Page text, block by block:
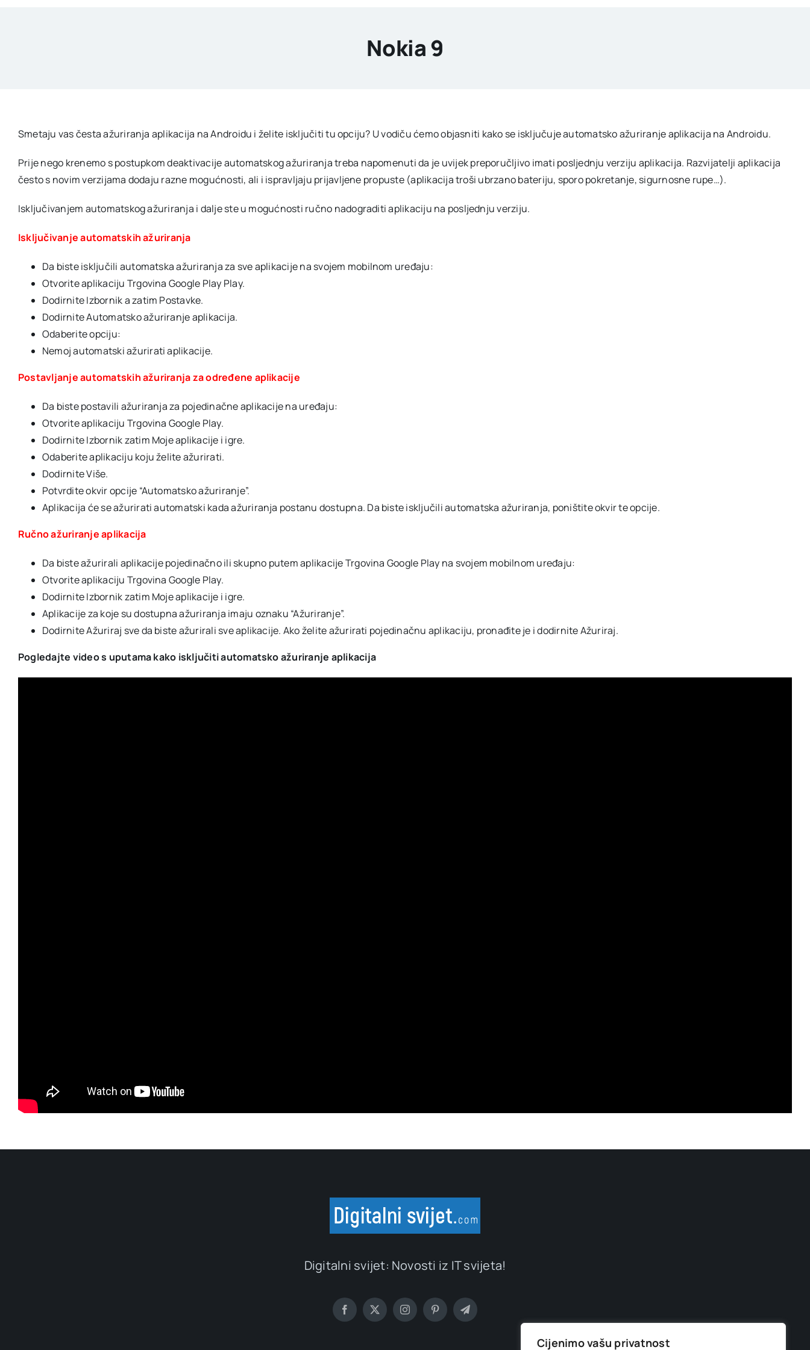
Cijenimo vašu privatnost
Nokia 9
Smetaju vas česta ažuriranja aplikacija na Androidu i želite isključiti tu opciju? U vodiču ćemo objasniti kako se isključuje automatsko ažuriranje aplikacija na Androidu.
Prije nego krenemo s postupkom deaktivacije automatskog ažuriranja treba napomenuti da je uvijek preporučljivo imati posljednju verziju aplikacija. Razvijatelji aplikacija
često s novim verzijama dodaju razne mogućnosti, ali i ispravljaju prijavljene propuste (aplikacija troši ubrzano bateriju, sporo pokretanje, sigurnosne rupe…).
Isključivanjem automatskog ažuriranja i dalje ste u mogućnosti ručno nadograditi aplikaciju na posljednju verziju.
Isključivanje automatskih ažuriranja
Da biste isključili automatska ažuriranja za sve aplikacije na svojem mobilnom uređaju:
Otvorite aplikaciju Trgovina Google Play Play.
Dodirnite Izbornik a zatim Postavke.
Dodirnite Automatsko ažuriranje aplikacija.
Odaberite opciju:
Nemoj automatski ažurirati aplikacije.
Postavljanje automatskih ažuriranja za određene aplikacije
Da biste postavili ažuriranja za pojedinačne aplikacije na uređaju:
Otvorite aplikaciju Trgovina Google Play.
Dodirnite Izbornik zatim Moje aplikacije i igre.
Odaberite aplikaciju koju želite ažurirati.
Dodirnite Više.
Potvrdite okvir opcije “Automatsko ažuriranje”.
Aplikacija će se ažurirati automatski kada ažuriranja postanu dostupna. Da biste isključili automatska ažuriranja, poništite okvir te opcije.
Ručno ažuriranje aplikacija
Da biste ažurirali aplikacije pojedinačno ili skupno putem aplikacije Trgovina Google Play na svojem mobilnom uređaju:
Otvorite aplikaciju Trgovina Google Play.
Dodirnite Izbornik zatim Moje aplikacije i igre.
Aplikacije za koje su dostupna ažuriranja imaju oznaku “Ažuriranje”.
Dodirnite Ažuriraj sve da biste ažurirali sve aplikacije. Ako želite ažurirati pojedinačnu aplikaciju, pronađite je i dodirnite Ažuriraj.
Pogledajte video s uputama kako isključiti automatsko ažuriranje aplikacija
Digitalni svijet: Novosti iz IT svijeta!